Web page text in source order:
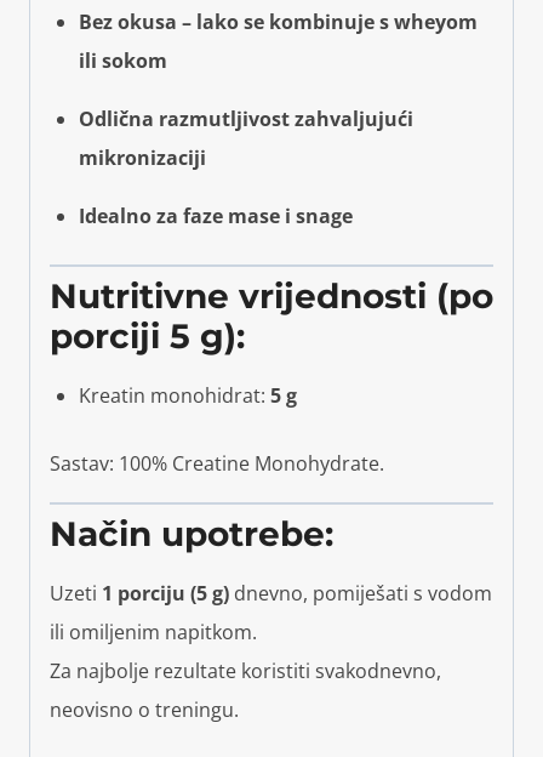
Bez okusa – lako se kombinuje s wheyom
ili sokom
Odlična razmutljivost zahvaljujući
mikronizaciji
Idealno za faze mase i snage
Nutritivne vrijednosti (po
porciji 5 g):
Kreatin monohidrat: 5 g
Sastav: 100% Creatine Monohydrate.
Način upotrebe:
Uzeti 1 porciju (5 g) dnevno, pomiješati s vodom
ili omiljenim napitkom.
Za najbolje rezultate koristiti svakodnevno,
neovisno o treningu.